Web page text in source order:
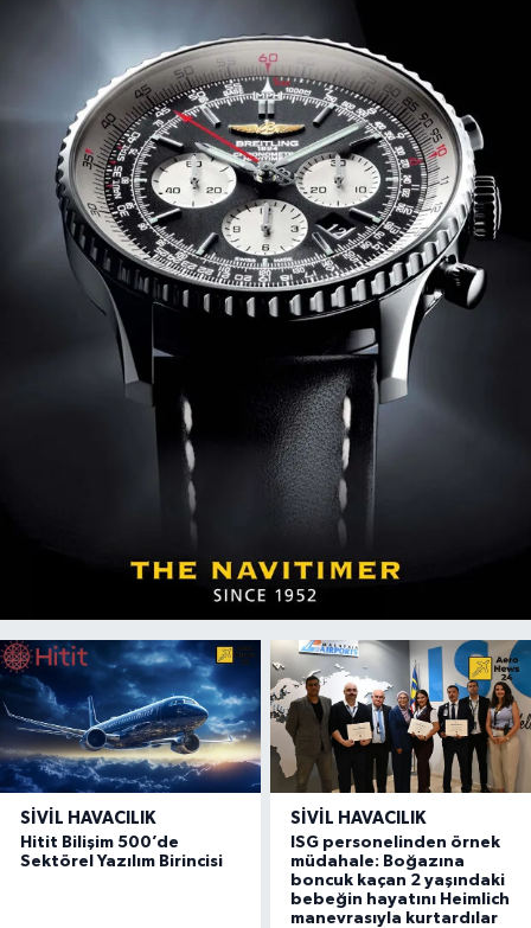
SIVIL HAVACILIK
Hitit Bilişim 500’de
Sektörel Yazılım Birincisi
SIVIL HAVACILIK
ISG personelinden örnek
müdahale: Boğazına
boncuk kaçan 2 yaşındaki
bebeğin hayatını Heimlich
manevrasıyla kurtardılar